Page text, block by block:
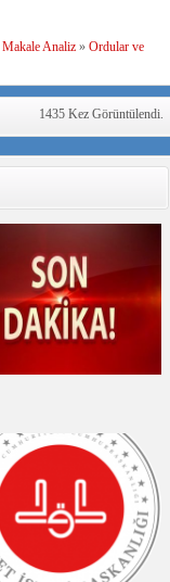
Makale Analiz» Ordular ve
1435 Kez Görüntülendi.